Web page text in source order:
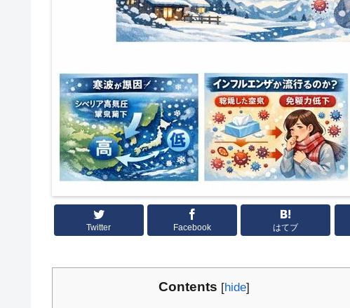
Twitter Facebook はてブ
Contents [hide]